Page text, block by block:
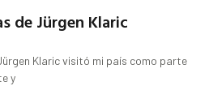
de Jürgen Klaric
Klaric visitó mi país como parte
y